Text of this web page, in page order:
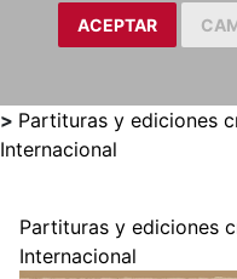
ACEPTAR
> Partituras y ediciones
Internacional
Partituras y ediciones
Internacional